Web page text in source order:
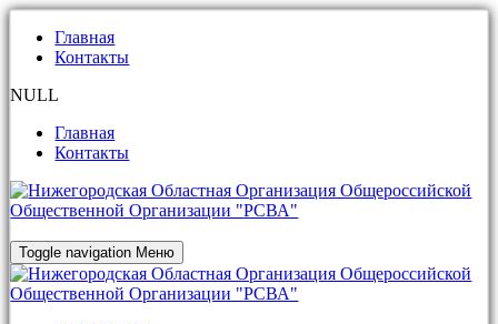
Главная
Контакты
NULL
Главная
Контакты
Toggle navigation Меню